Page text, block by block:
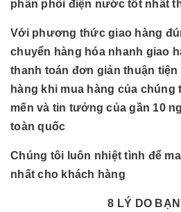
phân phối điện nước tốt nhất
Với phương thức giao hàng
chuyển hàng hóa nhanh giao
thanh toán đơn giản thuận tiện
hàng khi mua hàng của chúng
mến và tin tưởng của gần 10
toàn quốc
Chúng tôi luôn nhiệt tình để
nhất cho khách hàng
8 LÝ DO BẠN NÊN